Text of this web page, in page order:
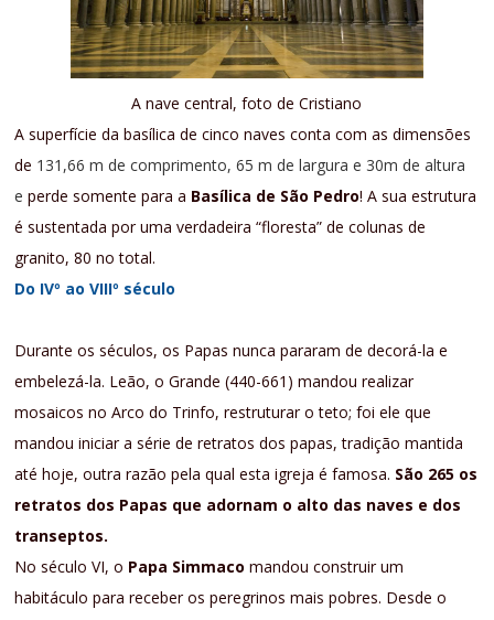
A nave central, foto de Cristiano
A superfície da basílica de cinco naves conta com as dimensões
de 131,66 m de comprimento, 65 m de largura e 30m de altura
e perde somente para a Basílica de São Pedro! A sua estrutura
é sustentada por uma verdadeira “floresta” de colunas de
granito, 80 no total.
Do IVº ao VIIIº século
Durante os séculos, os Papas nunca pararam de decorá-la e
embelezá-la. Leão, o Grande (440-661) mandou realizar
mosaicos no Arco do Trinfo, restruturar o teto; foi ele que
mandou iniciar a série de retratos dos papas, tradição mantida
até hoje, outra razão pela qual esta igreja é famosa. São 265 os
retratos dos Papas que adornam o alto das naves e dos
transeptos.
No século VI, o Papa Simmaco mandou construir um
habitáculo para receber os peregrinos mais pobres. Desde o